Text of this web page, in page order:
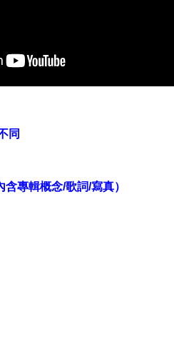
同
專輯概念/歌詞/寫真）